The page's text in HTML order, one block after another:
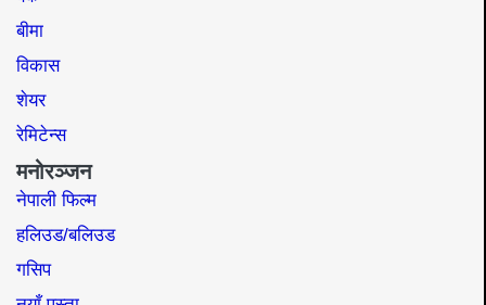
बीमा
विकास
शेयर
रेमिटेन्स
मनोरञ्जन
नेपाली फिल्म
हलिउड/बलिउड
गसिप